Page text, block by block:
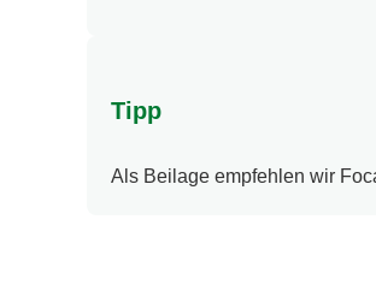
Tipp
Als Beilage empfehlen wir